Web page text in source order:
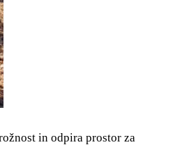
in odpira prostor za